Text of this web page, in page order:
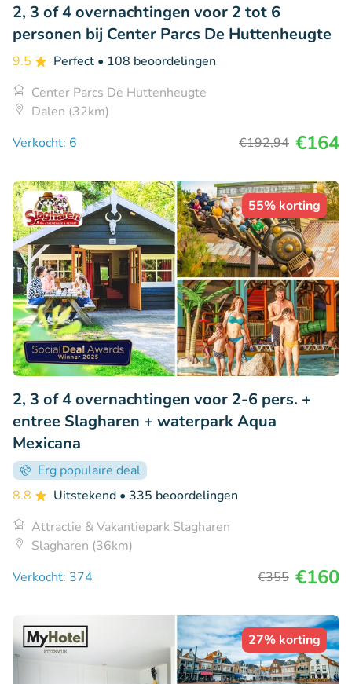
2, 3 of 4 overnachtingen voor 2 tot 6
personen bij Center Parcs De Huttenheugte
9.5 Perfect • 108 beoordelingen
Center Parcs De Huttenheugte
Dalen (32km)
Verkocht: 6
€192,94 €164
55% korting
2, 3 of 4 overnachtingen voor 2-6 pers. +
entree Slagharen + waterpark Aqua
Mexicana
Erg populaire deal
8.8
Uitstekend • 335 beoordelingen
Attractie & Vakantiepark Slagharen
Slagharen (36km)
Verkocht: 374
€355 €160
27% korting